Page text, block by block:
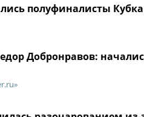
полуфиналисты
Добронравов: